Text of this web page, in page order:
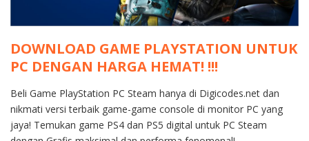
DOWNLOAD GAME PLAYSTATION UNTUK
PC DENGAN HARGA HEMAT! !!!
Beli Game PlayStation PC Steam hanya di Digicodes.net dan
nikmati versi terbaik game-game console di monitor PC yang
jaya! Temukan game PS4 dan PS5 digital untuk PC Steam